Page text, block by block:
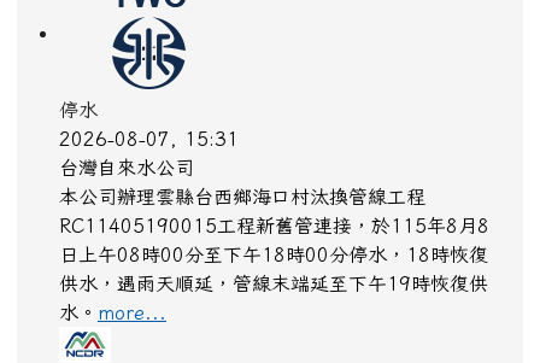
more...
停水
2026-08-07, 15:31
台灣自來水公司
本公司辦理雲縣台西鄉海口村汰換管線工程
RC11405190015工程新舊管連接，於115年8月8
日上午08時00分至下午18時00分停水，18時恢復